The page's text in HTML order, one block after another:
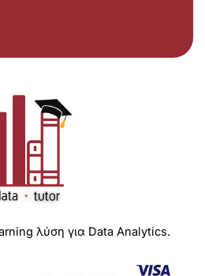
λύση για Data Analytics.